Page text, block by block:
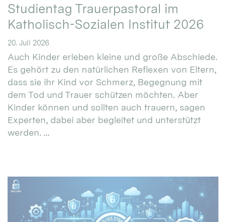
Studientag Trauerpastoral im
Katholisch-Sozialen Institut 2026
20. Juli 2026
Auch Kinder erleben kleine und große Abschiede.
Es gehört zu den natürlichen Reflexen von Eltern,
dass sie ihr Kind vor Schmerz, Begegnung mit
dem Tod und Trauer schützen möchten. Aber
Kinder können und sollten auch trauern, sagen
Experten, dabei aber begleitet und unterstützt
werden. ...